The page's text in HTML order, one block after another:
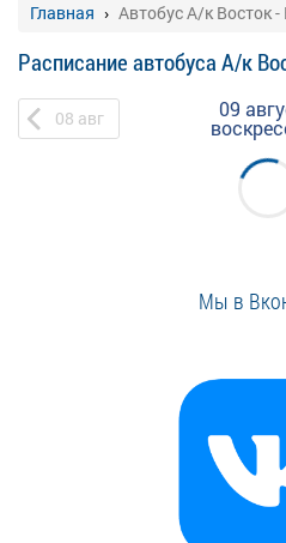
Главная Автобус А/к Восток -
Расписание автобуса А/к
08 авг 09
Мы в